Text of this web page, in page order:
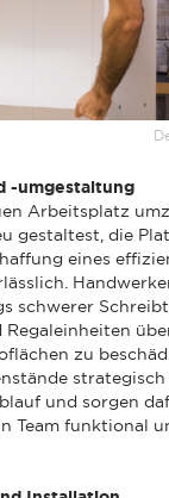
-umgestaltung
Arbeitsplatz
gestaltest, die
eines
schwerer
zu
und sorgen
Team funktional